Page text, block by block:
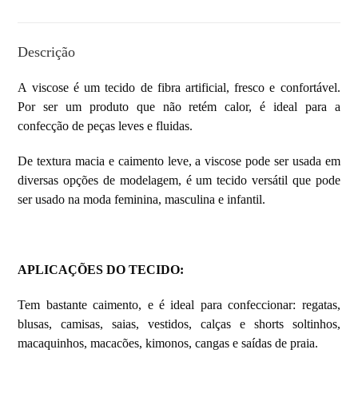
Descrição
A viscose é um tecido de fibra artificial, fresco e confortável.
Por ser um produto que não retém calor, é ideal para a
confecção de peças leves e fluidas.
De textura macia e caimento leve, a viscose pode ser usada em
diversas opções de modelagem, é um tecido versátil que pode
ser usado na moda feminina, masculina e infantil.
APLICAÇÕES DO TECIDO:
Tem bastante caimento, e é ideal para confeccionar: regatas,
blusas, camisas, saias, vestidos, calças e shorts soltinhos,
macaquinhos, macacões, kimonos, cangas e saídas de praia.